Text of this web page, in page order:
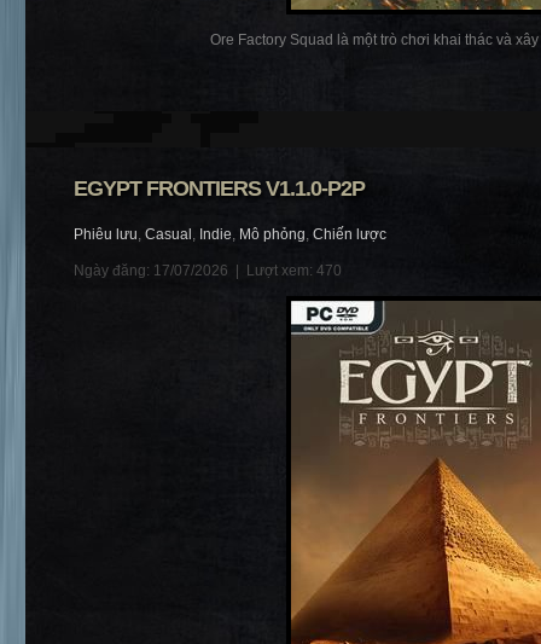
Ore Factory Squad là một trò chơi khai thác và
EGYPT FRONTIERS V1.1.0-P2P
Phiêu lưu, Casual , Indie, Mô phỏng, Chiến lược
Ngày đăng: 17/07/2026 | Lượt xem: 470